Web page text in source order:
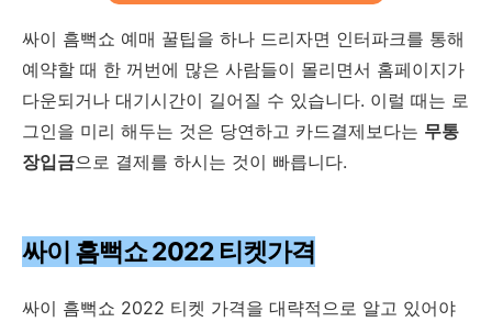
싸이 흠뻑쇼 예매 꿀팁을 하나 드리자면 인터파크를 통해
예약할 때 한 꺼번에 많은 사람들이 몰리면서 홈페이지가
다운되거나 대기시간이 길어질 수 있습니다. 이럴 때는 로
그인을 미리 해두는 것은 당연하고 카드결제보다는 무통
장입금으로 결제를 하시는 것이 빠릅니다.
싸이 흠뻑쇼 2022 티켓가격
싸이 흠뻑쇼 2022 티켓 가격을 대략적으로 알고 있어야